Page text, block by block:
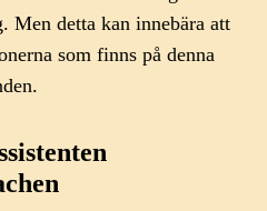
Men detta kan innebära att
som finns på denna